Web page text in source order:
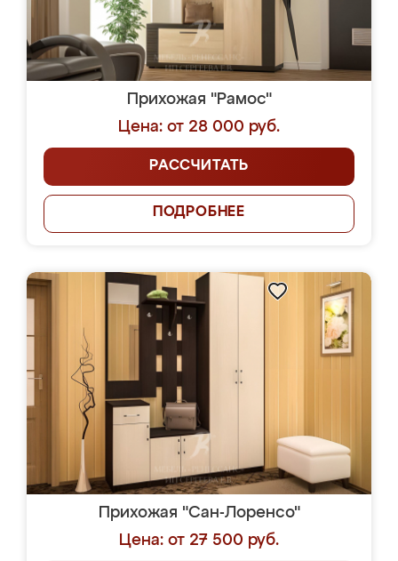
Прихожая "Рамос"
Цена: от 28 000 руб.
РАССЧИТАТЬ
ПОДРОБНЕЕ
Прихожая "Сан-Лоренсо"
Цена: от 27 500 руб.